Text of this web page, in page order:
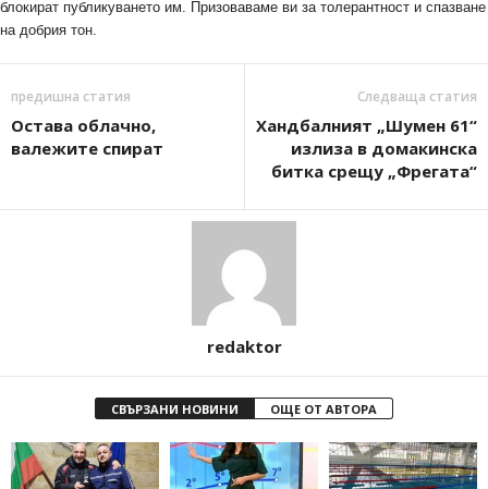
блокират публикуването им. Призоваваме ви за толерантност и спазване
на добрия тон.
предишна статия
Остава облачно,
валежите спират
Следваща статия
Хандбалният „Шумен 61“
излиза в домакинска
битка срещу „Фрегата“
redaktor
СВЪРЗАНИ НОВИНИ ОЩЕ ОТ АВТОРА